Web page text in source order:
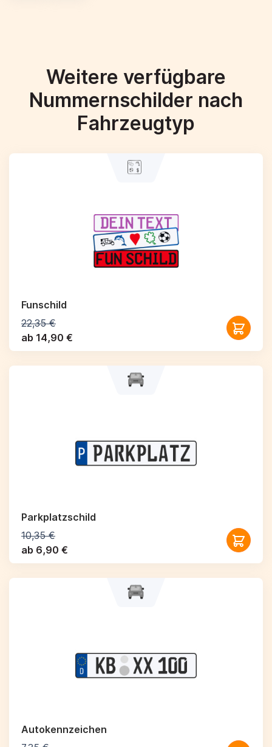
Weitere verfügbare
Nummernschilder nach
Fahrzeugtyp
Funschild
22,35 €
ab 14,90 €
Parkplatzschild
10,35 €
ab 6,90 €
Autokennzeichen